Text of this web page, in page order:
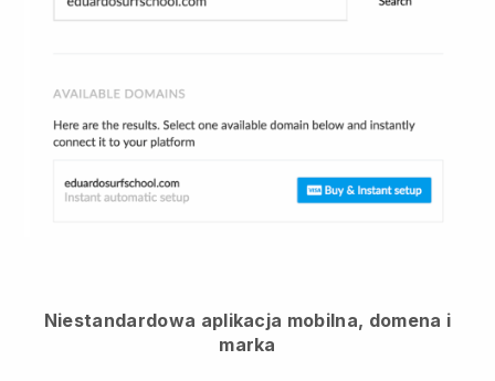
Niestandardowa aplikacja mobilna, domena i
marka